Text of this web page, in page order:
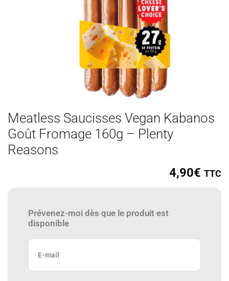
Meatless Saucisses Vegan Kabanos
Goût Fromage 160g – Plenty
Reasons
4,90€ TTC
Prévenez-moi dès que le produit est
disponible